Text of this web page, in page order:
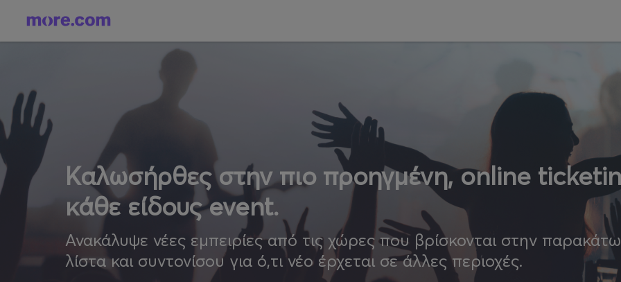
Καλωσήρθες στην πιο προηγμένη, online
κάθε είδους event.
Ανακάλυψε νέες εμπειρίες από τις χώρες που βρίσκονται στην παρακάτω
λίστα και συντονίσου για ό,τι νέο έρχεται σε άλλες περιοχές.